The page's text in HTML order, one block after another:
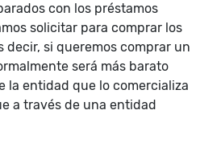
con los préstamos
solicitar para comprar los
decir, si queremos comprar un
será más barato
la entidad que lo comercializa
a través de una entidad